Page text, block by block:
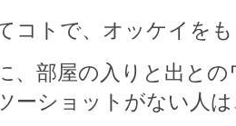
コトで、オッケイを
、部屋の入りと出と
ーショットがない人